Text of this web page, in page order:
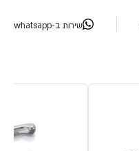
שירות ב-whatsapp